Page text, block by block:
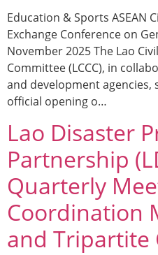
Education & Sports ASEAN
Exchange Conference on
November 2025 The Lao
Committee (LCCC), in
and development agencies,
official opening o…
Lao Disaster
Partnership
Quarterly
Coordination
and Tripartite